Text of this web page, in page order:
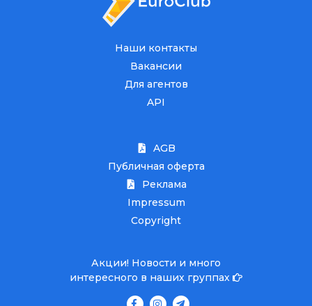
Наши контакты
Вакансии
Для агентов
API
AGB
Публичная оферта
Реклама
Impressum
Copyright
Акции! Новости и много
интересного в наших группах